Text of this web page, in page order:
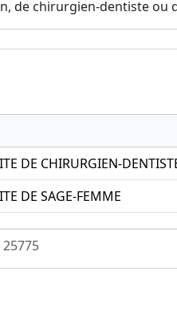
de chirurgien-dentiste ou
DE CHIRURGIEN-
DE SAGE-FEMME
25775